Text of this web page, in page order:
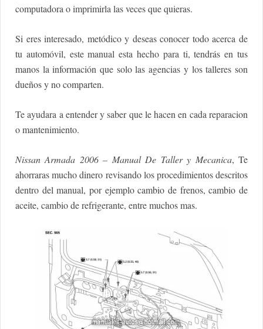
computadora o imprimirla las veces que quieras.
Si eres interesado, metódico y deseas conocer todo acerca de
tu automóvil, este manual esta hecho para ti, tendrás en tus
manos la información que solo las agencias y los talleres son
dueños y no comparten.
Te ayudara a entender y saber que le hacen en cada reparacion
o mantenimiento.
Nissan Armada 2006 – Manual De Taller y Mecanica, Te
ahorraras mucho dinero revisando los procedimientos descritos
dentro del manual, por ejemplo cambio de frenos, cambio de
aceite, cambio de refrigerante, entre muchos mas.